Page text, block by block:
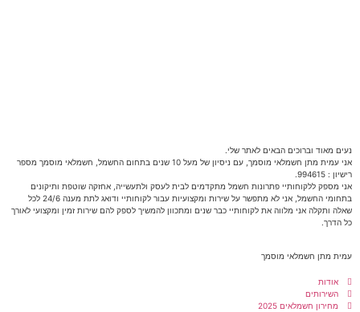
נעים מאוד וברוכים הבאים לאתר שלי.
אני עמית מתן חשמלאי מוסמך, עם ניסיון של מעל 10 שנים בתחום החשמל, חשמלאי מוסמך מספר
רישיון : 994615.
אני מספק ללקוחותיי פתרונות חשמל מתקדמים לבית לעסק ולתעשייה, אחזקה שוטפת ותיקונים
בתחומי החשמל, אני לא מתפשר על שירות ומקצועיות עבור לקוחותיי ודואג לתת מענה 24/6 לכל
שאלה ותקלה אני מלווה את לקוחותיי כבר שנים ומתכוון להמשיך לספק להם שירות זמין ומקצועי לאורך
כל הדרך.
עמית מתן חשמלאי מוסמך
אודות
השירותים
מחירון חשמלאים 2025